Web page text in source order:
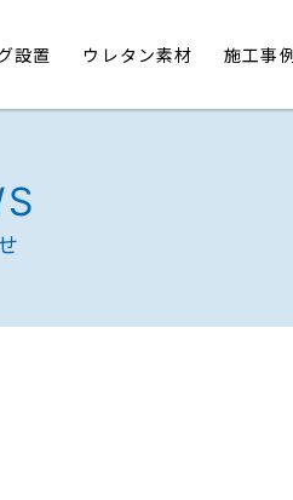
設置 ウレタン素材 施工事